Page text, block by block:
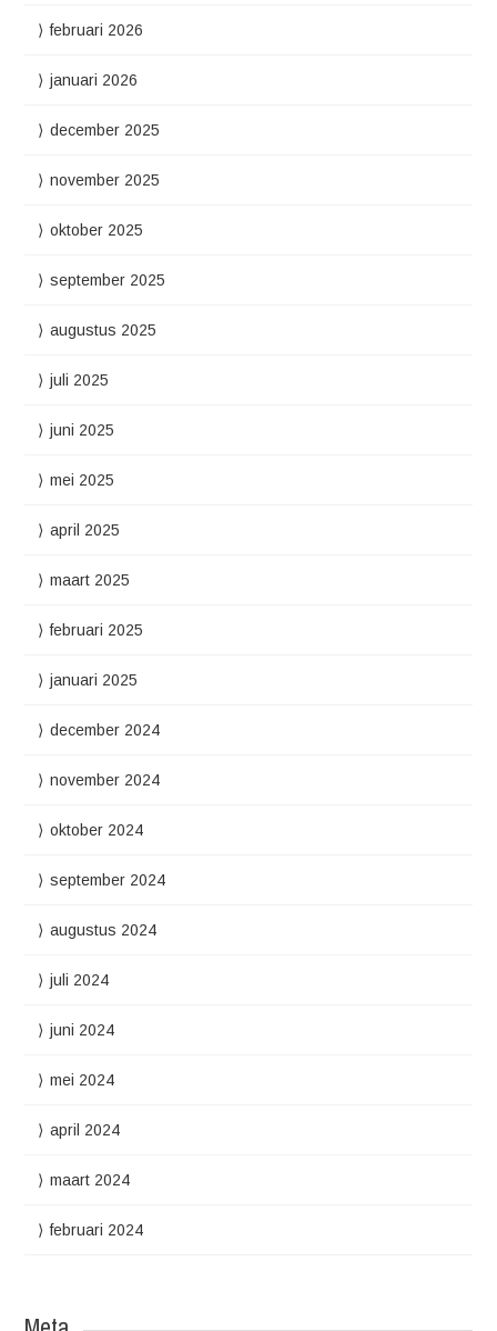
februari 2026
januari 2026
december 2025
november 2025
oktober 2025
september 2025
augustus 2025
juli 2025
juni 2025
mei 2025
april 2025
maart 2025
februari 2025
januari 2025
december 2024
november 2024
oktober 2024
september 2024
augustus 2024
juli 2024
juni 2024
mei 2024
april 2024
maart 2024
februari 2024